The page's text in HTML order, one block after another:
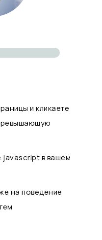
и кликаете
javascript в вашем
на поведение